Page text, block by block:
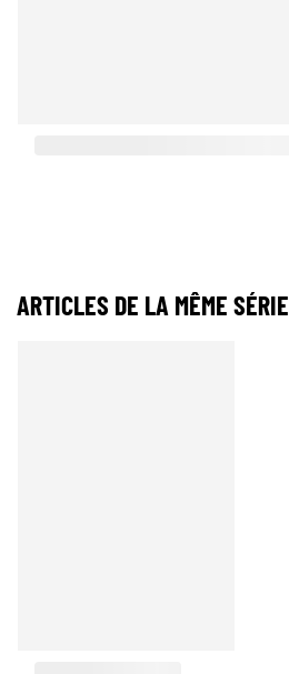
ARTICLES DE LA MÊME SÉRIE